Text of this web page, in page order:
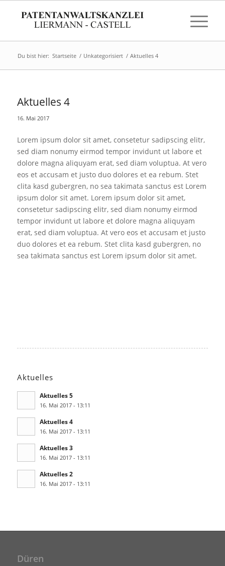
Du bist hier: Startseite / Unkategorisiert / Aktuelles 4
Aktuelles 4
16. Mai 2017
Lorem ipsum dolor sit amet, consetetur sadipscing elitr,
sed diam nonumy eirmod tempor invidunt ut labore et
dolore magna aliquyam erat, sed diam voluptua. At vero
eos et accusam et justo duo dolores et ea rebum. Stet
clita kasd gubergren, no sea takimata sanctus est Lorem
ipsum dolor sit amet. Lorem ipsum dolor sit amet,
consetetur sadipscing elitr, sed diam nonumy eirmod
tempor invidunt ut labore et dolore magna aliquyam
erat, sed diam voluptua. At vero eos et accusam et justo
duo dolores et ea rebum. Stet clita kasd gubergren, no
sea takimata sanctus est Lorem ipsum dolor sit amet.
Aktuelles
Aktuelles 5
16. Mai 2017 - 13:11
Aktuelles 4
16. Mai 2017 - 13:11
Aktuelles 3
16. Mai 2017 - 13:11
Aktuelles 2
16. Mai 2017 - 13:11
Düren